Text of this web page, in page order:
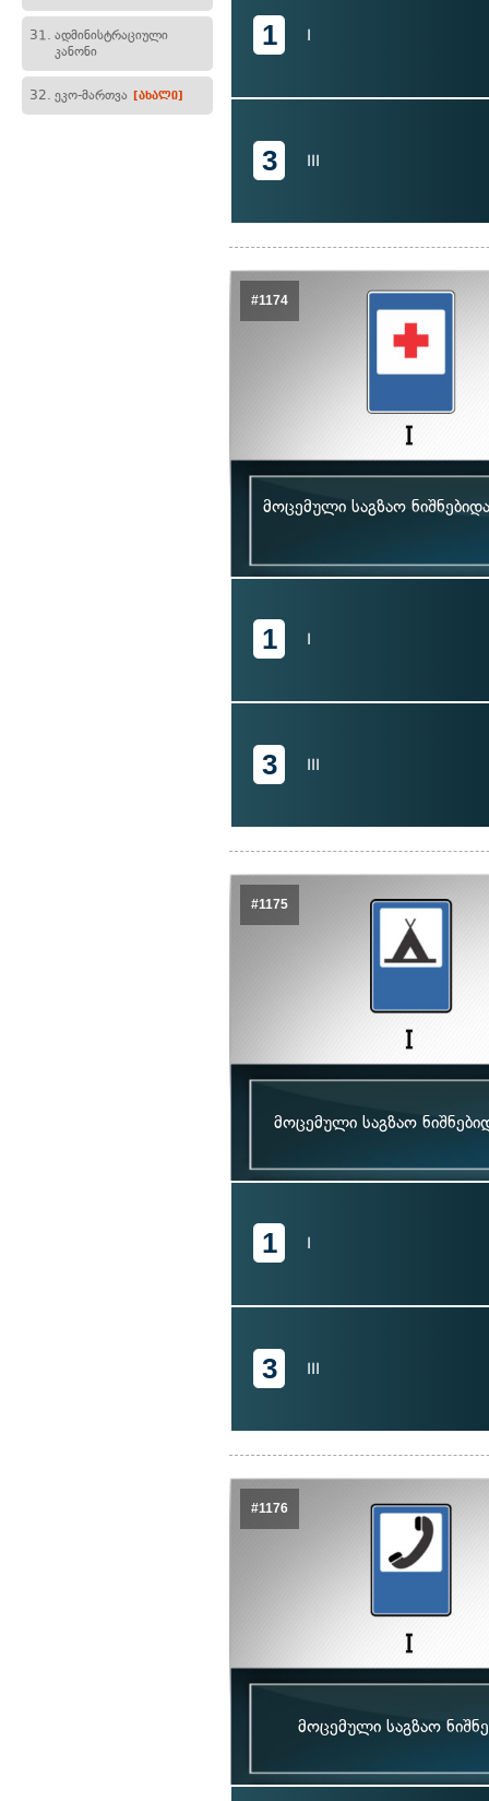
31. ადმინისტრაციული
კანონი
32. ეკო-მართვა [ახალი]
1 I
3 III
#1174
მოცემული საგზაო
1 I
3 III
#1175
მოცემული საგზაო
1 I
3 III
#1176
მოცემული საგზაო